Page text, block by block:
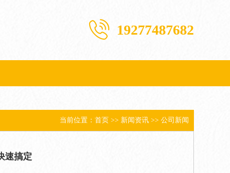
19277487682
当前位置： 首页 >> 新闻资讯 >> 公司新闻
速搞定